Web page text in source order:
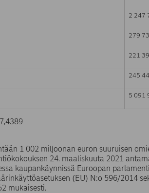
2 247
279
221
245
5 091
1 002 miljoonan euron suuruisen
24. maaliskuuta 2021
kaupankäynnissä Euroopan
(EU) N:o 596/2014
mukaisesti.